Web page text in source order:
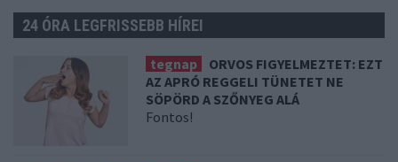
24 ÓRA LEGFRISSEBB HÍREI
tegnap
ORVOS FIGYELMEZTET: EZT
AZ APRÓ REGGELI TÜNETET NE
SÖPÖRD A SZŐNYEG ALÁ
Fontos!